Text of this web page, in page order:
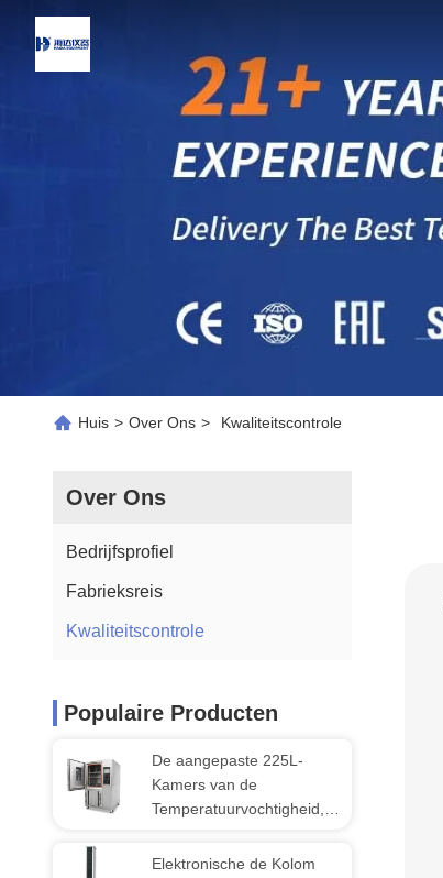
Huis > Over Ons > Kwaliteitscontrole
Over Ons
Bedrijfsprofiel
Fabrieksreis
Kwaliteitscontrole
Populaire Producten
De aangepaste 225L-
Kamers van de
Temperatuurvochtigheid,
Testen Materiaal
Elektronische de Kolom